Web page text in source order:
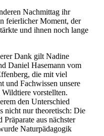
Nachmittag ihr
feierlicher Moment, der
und ihnen noch lange
Dank gilt Nadine
Daniel Hasemann vom
die mit viel
und Fachwissen unsere
Wildtiere vorstellten.
den Unterschied
nicht nur theoretisch: Die
aus nächster
Naturpädagogik